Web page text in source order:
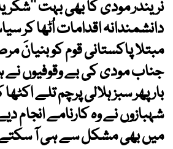
نریندر مودی کا بھی بہت
دانشمندانہ اقدامات اُٹھا کر
مبتلا پاکستانی قوم کو بنیانَ
جناب مودی کی بے وقوفیوں نے
بار پھر سبز ہلالی پرچم تلے
شہبازوں نے وہ کارنامے انجام
میں بھی مشکل سے ہی آ سکتے